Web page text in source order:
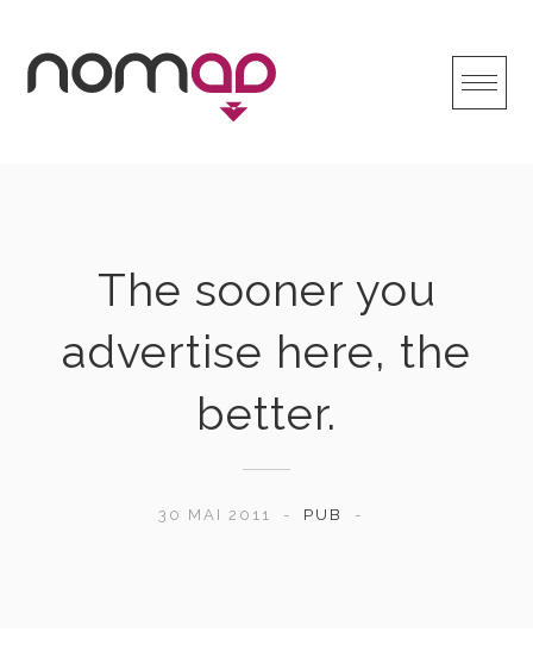
content
The sooner you
advertise here, the
better.
30 MAI 2011 PUB